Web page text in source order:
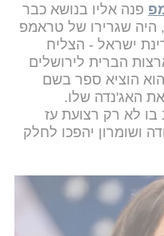
פנה אליו בנושא כבר
היה שגרירו של טראמפ
ישראל - הצליח
הברית לירושלים
הוציא ספר בשם
האג'נדה שלו.
לא רק רצועת עז
ושומרון יהפכו לחלק